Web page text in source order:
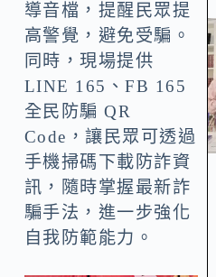
導音檔，提醒民眾提
高警覺，避免受騙。
同時，現場提供
LINE 165、FB 165
全民防騙 QR
Code，讓民眾可透過
手機掃碼下載防詐資
訊，隨時掌握最新詐
騙手法，進一步強化
自我防範能力。